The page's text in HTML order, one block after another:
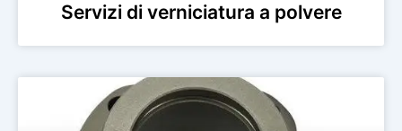
Servizi di verniciatura a polvere